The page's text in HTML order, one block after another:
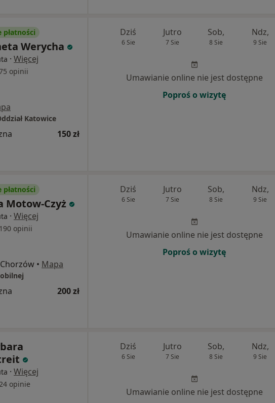
płatności
Werycha
· Więcej
opinii
Katowice
150 zł
Dziś
6 Sie
Jutro
7 Sie
Sob,
8 Sie
Ndz,
9 Sie
Umawianie online nie jest dostępne
Poproś o wizytę
płatności
Motow-Czyż
· Więcej
190 opinii
• Mapa
200 zł
Dziś
6 Sie
Jutro
7 Sie
Sob,
8 Sie
Ndz,
9 Sie
Umawianie online nie jest dostępne
Poproś o wizytę
· Więcej
24 opinie
Dziś
6 Sie
Jutro
7 Sie
Sob,
8 Sie
Ndz,
9 Sie
Umawianie online nie jest dostępne